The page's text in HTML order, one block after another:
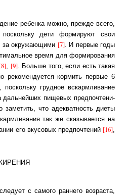
ребенка можно, прежде всего,
дети формируют свои
за ок­ру­жаю­щи­ми [7]. И первые годы
время для фор­ми­ро­ва­ния
[8], [9]. Больше того, если есть такая
рекомендуется кормить первые 6
, по­сколь­ку груд­ное вскармливание
даль­ней­ших пи­ще­вых пред­поч­те­ни­
что ад­ек­ват­ность дие­ты
так же сказывается на
его вкусовых предпочтений [16],
с самого раннего возраста,